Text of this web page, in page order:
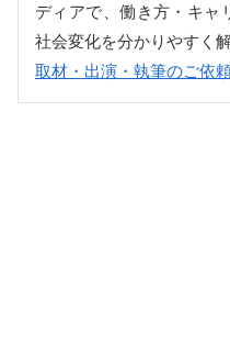
ディアで、働き方・キャ
社会変化を分かりやすく解
取材・出演・執筆のご依